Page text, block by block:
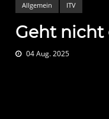
Allgemein ITV
Geht nicht
04 Aug. 2025